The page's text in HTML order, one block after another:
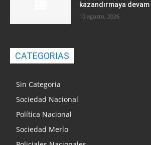
kazandırmaya
10 agosto, 2026
CATEGORIAS
Sin Categoria
Sociedad Nacional
Política Nacional
Sociedad Merlo